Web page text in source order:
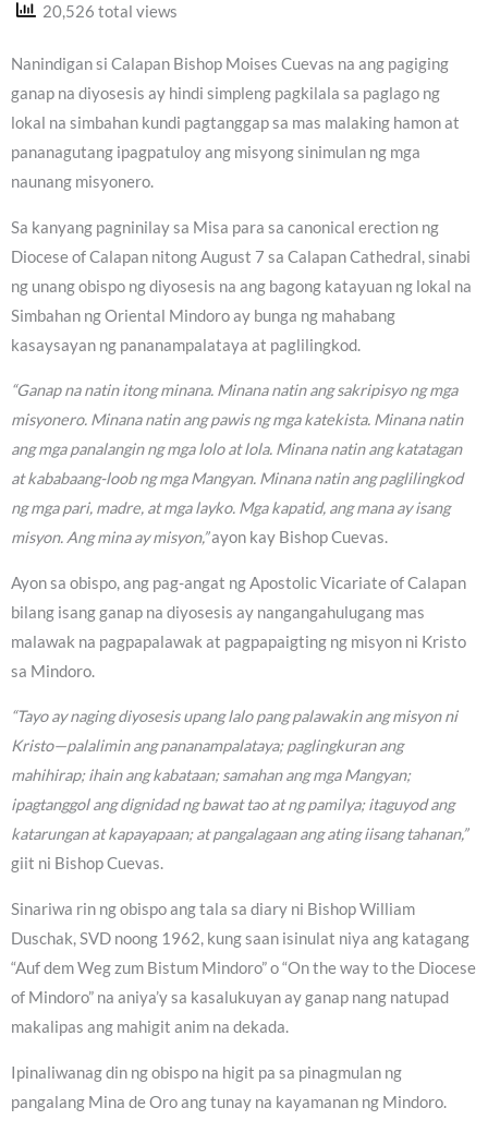
20,526 total views
Nanindigan si Calapan Bishop Moises Cuevas na ang pagiging
ganap na diyosesis ay hindi simpleng pagkilala sa paglago ng
lokal na simbahan kundi pagtanggap sa mas malaking hamon at
pananagutang ipagpatuloy ang misyong sinimulan ng mga
naunang misyonero.
Sa kanyang pagninilay sa Misa para sa canonical erection ng
Diocese of Calapan nitong August 7 sa Calapan Cathedral, sinabi
ng unang obispo ng diyosesis na ang bagong katayuan ng lokal na
Simbahan ng Oriental Mindoro ay bunga ng mahabang
kasaysayan ng pananampalataya at paglilingkod.
“Ganap na natin itong minana. Minana natin ang sakripisyo ng mga
misyonero. Minana natin ang pawis ng mga katekista. Minana natin
ang mga panalangin ng mga lolo at lola. Minana natin ang katatagan
at kababaang-loob ng mga Mangyan. Minana natin ang paglilingkod
ng mga pari, madre, at mga layko. Mga kapatid, ang mana ay isang
misyon. Ang mina ay misyon,”ayon kay Bishop Cuevas.
Ayon sa obispo, ang pag-angat ng Apostolic Vicariate of Calapan
bilang isang ganap na diyosesis ay nangangahulugang mas
malawak na pagpapalawak at pagpapaigting ng misyon ni Kristo
sa Mindoro.
“Tayo ay naging diyosesis upang lalo pang palawakin ang misyon ni
Kristo—palalimin ang pananampalataya; paglingkuran ang
mahihirap; ihain ang kabataan; samahan ang mga Mangyan;
ipagtanggol ang dignidad ng bawat tao at ng pamilya; itaguyod ang
katarungan at kapayapaan; at pangalagaan ang ating iisang tahanan,”
giit ni Bishop Cuevas.
Sinariwa rin ng obispo ang tala sa diary ni Bishop William
Duschak, SVD noong 1962, kung saan isinulat niya ang katagang
“Auf dem Weg zum Bistum Mindoro” o “On the way to the Diocese
of Mindoro” na aniya’y sa kasalukuyan ay ganap nang natupad
makalipas ang mahigit anim na dekada.
Ipinaliwanag din ng obispo na higit pa sa pinagmulan ng
pangalang Mina de Oro ang tunay na kayamanan ng Mindoro.